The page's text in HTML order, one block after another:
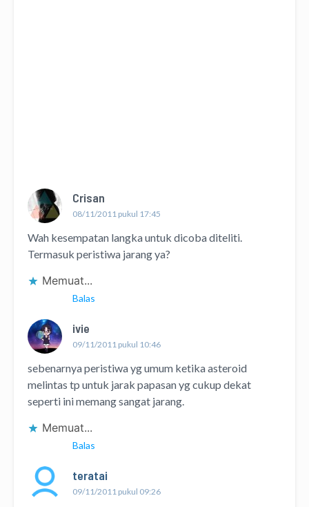
Crisan
08/11/2011 pukul 17:45
Wah kesempatan langka untuk dicoba diteliti.
Termasuk peristiwa jarang ya?
Memuat...
Balas
ivie
09/11/2011 pukul 10:46
sebenarnya peristiwa yg umum ketika asteroid
melintas tp untuk jarak papasan yg cukup dekat
seperti ini memang sangat jarang.
Memuat...
Balas
teratai
09/11/2011 pukul 09:26